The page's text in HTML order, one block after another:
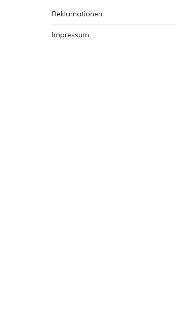
Reklamationen
Impressum